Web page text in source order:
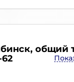
, общий